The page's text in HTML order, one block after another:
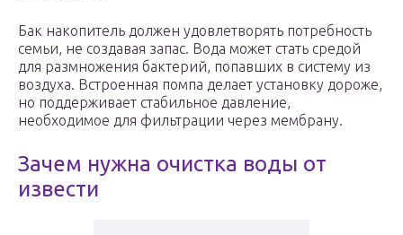
Бак накопитель должен удовлетворять потребность
семьи, не создавая запас. Вода может стать средой
для размножения бактерий, попавших в систему из
воздуха. Встроенная помпа делает установку дороже,
но поддерживает стабильное давление,
необходимое для фильтрации через мембрану.
Зачем нужна очистка воды от
извести